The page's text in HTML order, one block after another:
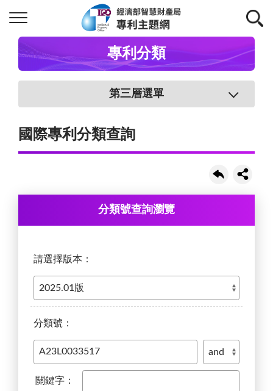
專利分類
第三層選單
國際專利分類查詢
分類號查詢瀏覽
請選擇版本：
分類號：
關鍵字：